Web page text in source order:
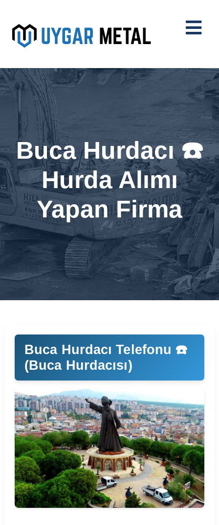
Buca Hurdacı ☎️
Hurda Alımı
Yapan Firma
Buca Hurdacı Telefonu ☎️
(Buca Hurdacısı)